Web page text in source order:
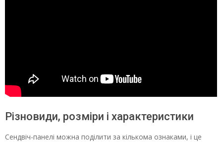
Різновиди, розміри і характеристики
Сендвіч-панелі можна поділити за кількома ознаками, і це